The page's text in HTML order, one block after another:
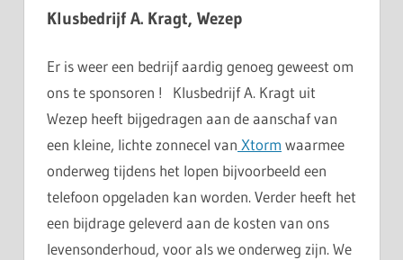
Klusbedrijf A. Kragt, Wezep
Er is weer een bedrijf aardig genoeg geweest om
ons te sponsoren ! Klusbedrijf A. Kragt uit
Wezep heeft bijgedragen aan de aanschaf van
een kleine, lichte zonnecel van Xtorm waarmee
onderweg tijdens het lopen bijvoorbeeld een
telefoon opgeladen kan worden. Verder heeft het
een bijdrage geleverd aan de kosten van ons
levensonderhoud, voor als we onderweg zijn. We